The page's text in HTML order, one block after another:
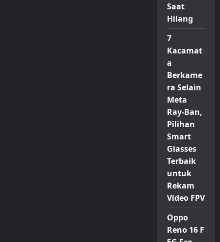
Saat
Hilang
7
Kacamat
a
Berkame
ra Selain
Meta
Ray-Ban,
Pilihan
Smart
Glasses
Terbaik
untuk
Rekam
Video FPV
Oppo
Reno 16 F